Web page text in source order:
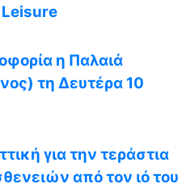
η Παλαιά
τη Δευτέρα 10
για την τεράστια
από τον ιό του